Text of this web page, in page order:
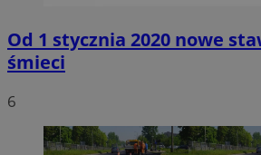
Od 1 stycznia 2020 nowe
śmieci
6
euds